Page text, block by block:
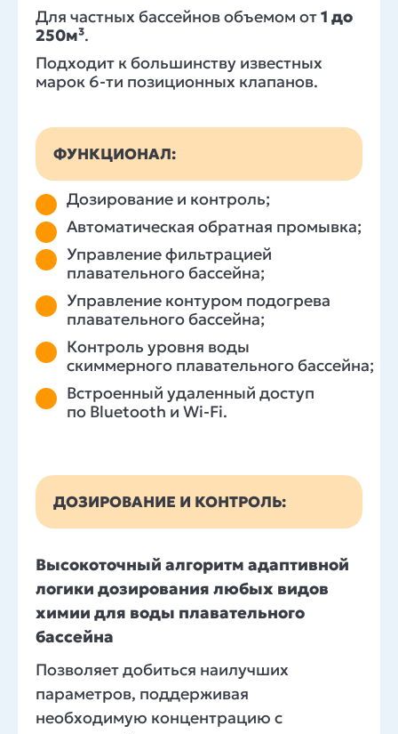
Для частных бассейнов объемом от1 до
250м³.
Подходит к большинству известных
марок 6-ти позиционных клапанов.
ФУНКЦИОНАЛ:
Дозирование и контроль;
Автоматическая обратная промывка;
Управление фильтрацией
плавательного бассейна;
Управление контуром подогрева
плавательного бассейна;
Контроль уровня воды
скиммерного плавательного бассейна;
Встроенный удаленный доступ
по Bluetooth и Wi-Fi.
ДОЗИРОВАНИЕ И КОНТРОЛЬ:
Высокоточный алгоритм адаптивной
логики дозирования любых видов
химии для воды плавательного
бассейна
Позволяет добиться наилучших
параметров, поддерживая
необходимую концентрацию с